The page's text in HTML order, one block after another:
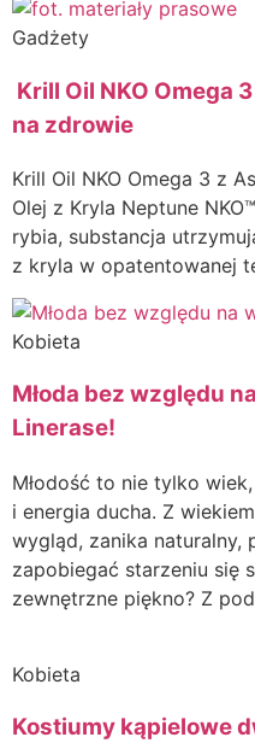
Gadżety
Krill Oil NKO Omega
na zdrowie
Krill Oil NKO Omega 3 z
Olej z Kryla Neptune
rybia, substancja
z kryla w opatentowanej
Kobieta
Młoda bez względu
Linerase!
Młodość to nie tylko
i energia ducha. Z
wygląd, zanika naturalny,
zapobiegać starzeniu się
zewnętrzne piękno? Z
Kobieta
Kostiumy kąpielowe